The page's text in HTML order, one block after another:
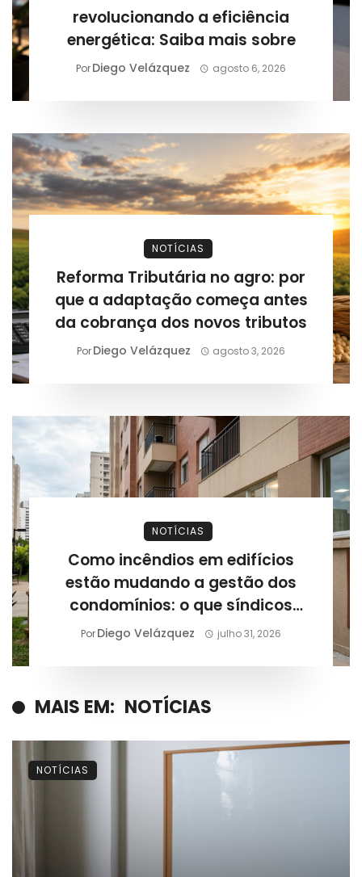
revolucionando a eficiência
energética: Saiba mais sobre
PorDiego Velázquez agosto 6, 2026
NOTÍCIAS
Reforma Tributária no agro: por
que a adaptação começa antes
da cobrança dos novos tributos
PorDiego Velázquez agosto 3, 2026
NOTÍCIAS
Como incêndios em edifícios
estão mudando a gestão dos
condomínios: o que síndicos
precisam revisar após novos
PorDiego Velázquez julho 31, 2026
MAIS EM: NOTÍCIAS
NOTÍCIAS